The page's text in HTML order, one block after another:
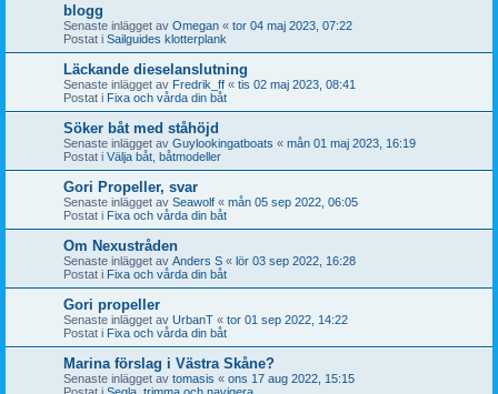
blogg
Senaste inlägget av Omegan « tor 04 maj 2023, 07:22
Postat i Sailguides klotterplank
Läckande dieselanslutning
Senaste inlägget av Fredrik_ff « tis 02 maj 2023, 08:41
Postat i Fixa och vårda din båt
Söker båt med ståhöjd
Senaste inlägget av Guylookingatboats « mån 01 maj 2023, 16:19
Postat i Välja båt, båtmodeller
Gori Propeller, svar
Senaste inlägget av Seawolf « mån 05 sep 2022, 06:05
Postat i Fixa och vårda din båt
Om Nexustråden
Senaste inlägget av Anders S « lör 03 sep 2022, 16:28
Postat i Fixa och vårda din båt
Gori propeller
Senaste inlägget av UrbanT « tor 01 sep 2022, 14:22
Postat i Fixa och vårda din båt
Marina förslag i Västra Skåne?
Senaste inlägget av tomasis « ons 17 aug 2022, 15:15
Postat i Segla, trimma och navigera